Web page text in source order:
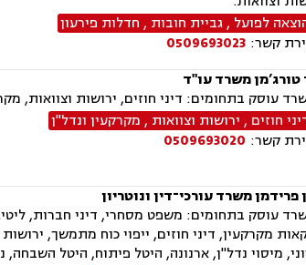
לפועל ,גביית חובות , חדלות פירעון
קשר: 0509693023
טורג’מן משרד עו"ד
עוסק בתחומים: דיני חוזים, ירושות וצוואות,
חוזים , ירושות וצוואות , מקרקעין ונדל"ן
קשר: 0509693020
פרידמן משרד עורכי־דין ונוטריון
מקרקעין, דיני חוזים, ייפוי כוח מתמשך,
מיסוי נדל"ן, ארנונה, היטל פיתוח, היטל השבחה,